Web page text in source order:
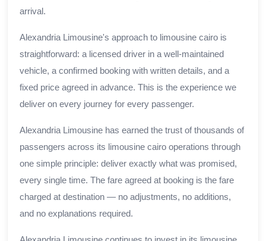
arrival.
Alexandria Limousine's approach to limousine cairo is
straightforward: a licensed driver in a well-maintained
vehicle, a confirmed booking with written details, and a
fixed price agreed in advance. This is the experience we
deliver on every journey for every passenger.
Alexandria Limousine has earned the trust of thousands of
passengers across its limousine cairo operations through
one simple principle: deliver exactly what was promised,
every single time. The fare agreed at booking is the fare
charged at destination — no adjustments, no additions,
and no explanations required.